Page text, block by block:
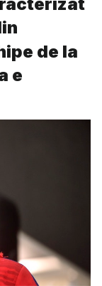
de la
e